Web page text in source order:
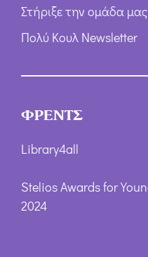
Στήριξε την ομάδα
Πολύ Κουλ Newsletter
ΦΡΕΝΤΣ
Library4all
Stelios Awards for
2024